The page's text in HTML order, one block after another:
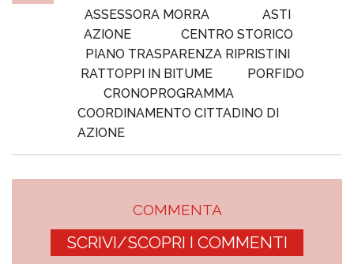
ASSESSORA MORRA
ASTI
AZIONE
CENTRO STORICO
PIANO TRASPARENZA RIPRISTINI
RATTOPPI IN BITUME
PORFIDO
CRONOPROGRAMMA
COORDINAMENTO CITTADINO DI
AZIONE
COMMENTA
SCRIVI/SCOPRI I COMMENTI